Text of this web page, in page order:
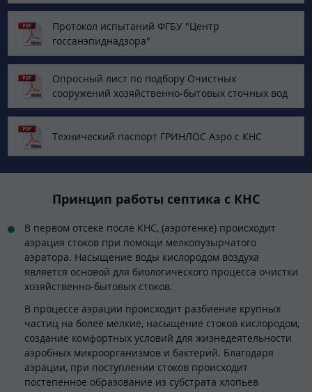
Протокол испытаний ФГБУ "Центр
госсанэпиднадзора"
Опросный лист по подбору Очистных
сооружений хозяйственно-бытовых сточных вод
Технический паспорт ГРИНЛОС Аэро с КНС
Принцип работы септика с КНС
В первом отсеке после КНС, (аэротенке) происходит
аэрация стоков при помощи мелкопузырчатого
аэратора. Насыщение воды кислородом воздуха
является основой для биологического процесса очистки
хозяйственно-бытовых стоков.
В процессе аэрации происходит разбиение крупных
частиц на более мелкие, насыщение стоков кислородом,
создание комфортных условий для жизнедеятельности
аэробных микроорганизмов и бактерий. Благодаря
аэрации, при поступлении стоков происходит
постепенное образование из субстрата хлопьев